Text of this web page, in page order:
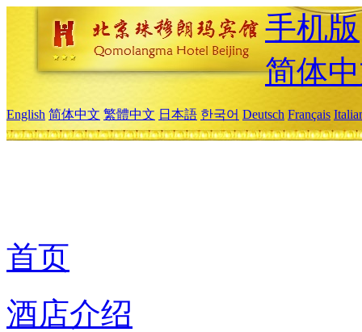
手机版
简体
English 简体中文 繁體中文 日本語 한국어 Deutsch Français
首页
酒店介绍